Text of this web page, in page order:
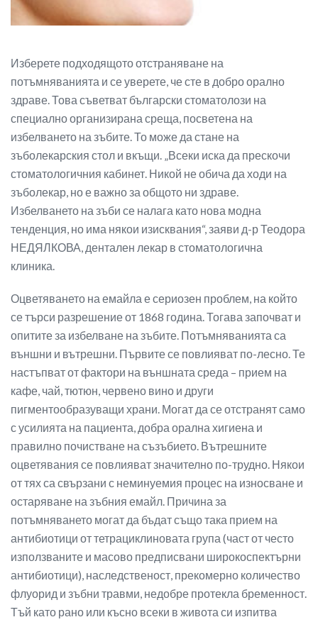
Изберете подходящото отстраняване на
потъмняванията и се уверете, че сте в добро орално
здраве. Това съветват български стоматолози на
специално организирана среща, посветена на
избелването на зъбите. То може да стане на
зъболекарския стол и вкъщи. „Всеки иска да прескочи
стоматологичния кабинет. Никой не обича да ходи на
зъболекар, но е важно за общото ни здраве.
Избелването на зъби се налага като нова модна
тенденция, но има някои изисквания“, заяви д-р Теодора
НЕДЯЛКОВА, дентален лекар в стоматологична
клиника.
Оцветяването на емайла е сериозен проблем, на който
се търси разрешение от 1868 година. Тогава започват и
опитите за избелване на зъбите. Потъмняванията са
външни и вътрешни. Първите се повлияват по-лесно. Те
настъпват от фактори на външната среда – прием на
кафе, чай, тютюн, червено вино и други
пигментообразуващи храни. Могат да се отстранят само
с усилията на пациента, добра орална хигиена и
правилно почистване на съзъбието. Вътрешните
оцветявания се повлияват значително по-трудно. Някои
от тях са свързани с неминуемия процес на износване и
остаряване на зъбния емайл. Причина за
потъмняването могат да бъдат също така прием на
антибиотици от тетрациклиновата група (част от често
използваните и масово предписвани широкоспектърни
антибиотици), наследственост, прекомерно количество
флуорид и зъбни травми, недобре протекла бременност.
Тъй като рано или късно всеки в живота си изпитва